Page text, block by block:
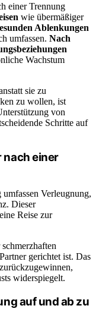
einer Trennung
wie übermäßiger
Ablenkungen
umfassen. Nach
Wachstum
sie zu
zu wollen, ist
von
Schritte auf
nach einer
Verleugnung,
Dieser
Reise zur
gerichtet ist. Das
widerspiegelt.
auf und ab zu